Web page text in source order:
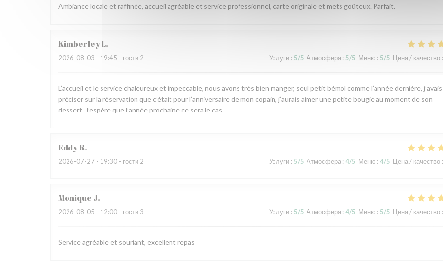
Ambiance locale et raffinée, accueil agréable et service professionnel, carte originale et mets goûteux. Parfait.
KimberleyL
2026-08-03 - 19:45 - гости 2 Услуги : 5/5 Атмосфера : 5/5 Меню : 5/5 Цена / качество :
L’accueil et le service chaleureux et impeccable, nous avons très bien manger, seul petit bémol comme l’année dernière, j’avais
préciser sur la réservation que c’était pour l’anniversaire de mon copain, j’aurais aimer une petite bougie au moment de son
dessert. J’espère que l’année prochaine ce sera le cas.
EddyR
2026-07-27 - 19:30 - гости 2 Услуги : 5/5 Атмосфера : 4/5 Меню : 4/5 Цена / качество :
Monique J
2026-08-05 - 12:00 - гости 3 Услуги : 5/5 Атмосфера : 4/5 Меню : 5/5 Цена / качество :
Service agréable et souriant, excellent repas